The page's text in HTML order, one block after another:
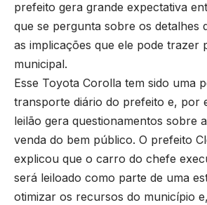
prefeito gera grande expectativa
que se pergunta sobre os detalhes
as implicações que ele pode trazer
municipal.
Esse Toyota Corolla tem sido uma
transporte diário do prefeito e, por
leilão gera questionamentos sobre
venda do bem público. O prefeito
explicou que o carro do chefe
será leiloado como parte de uma
otimizar os recursos do município